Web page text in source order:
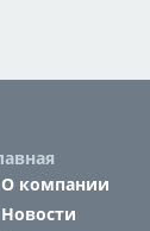
О компании
Новости